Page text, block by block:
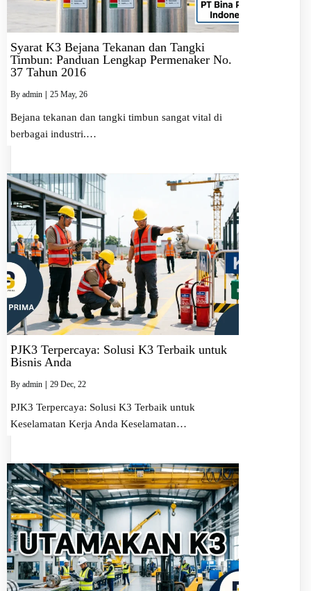
Syarat K3 Bejana Tekanan dan Tangki
Timbun: Panduan Lengkap Permenaker No.
37 Tahun 2016
By admin | 25 May, 26
Bejana tekanan dan tangki timbun sangat vital di
berbagai industri.…
PJK3 Terpercaya: Solusi K3 Terbaik untuk
Bisnis Anda
By admin 29 Dec, 22
PJK3 Terpercaya: Solusi K3 Terbaik untuk
Keselamatan Kerja Anda Keselamatan…